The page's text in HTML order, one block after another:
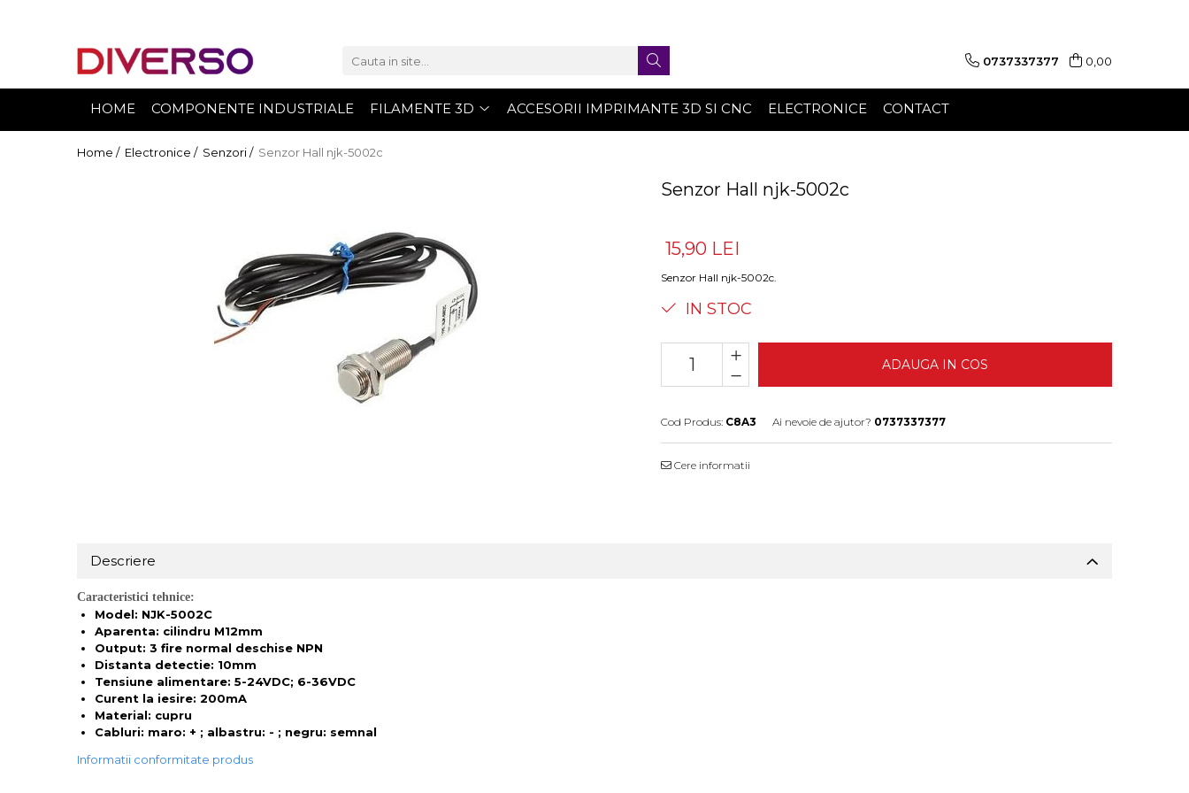
FILAMENTE 3D 0737337377 0,00
HOME COMPONENTE INDUSTRIALE FILAMENTE 3D ACCESORII IMPRIMANTE 3D SI CNC ELECTRONICE CONTACT
Home / Electronice / Senzori / Senzor Hall njk-5002c
Senzor Hall njk-5002c
15,90 LEI
Senzor Hall njk-5002c.
IN STOC
ADAUGA IN COS
Cod Produs: C8A3 Ai nevoie de ajutor? 0737337377
Cere informatii
Descriere
Caracteristici tehnice:
Model: NJK-5002C
Aparenta: cilindru M12mm
Output: 3 fire normal deschise NPN
Distanta detectie: 10mm
Tensiune alimentare: 5-24VDC; 6-36VDC
Curent la iesire: 200mA
Material: cupru
Cabluri: maro: + ; albastru: - ; negru: semnal
Informatii conformitate produs